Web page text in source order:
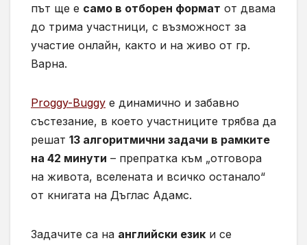
път ще е само в отборен формат от двама
до трима участници, с възможност за
участие онлайн, както и на живо от гр.
Варна.
Proggy-Buggy е динамично и забавно
състезание, в което участниците трябва да
решат 13 алгоритмични задачи в рамките
на 42 минути – препратка към „отговора
на живота, вселената и всичко останало“
от книгата на Дъглас Адамс.
Задачите са на английски език и се